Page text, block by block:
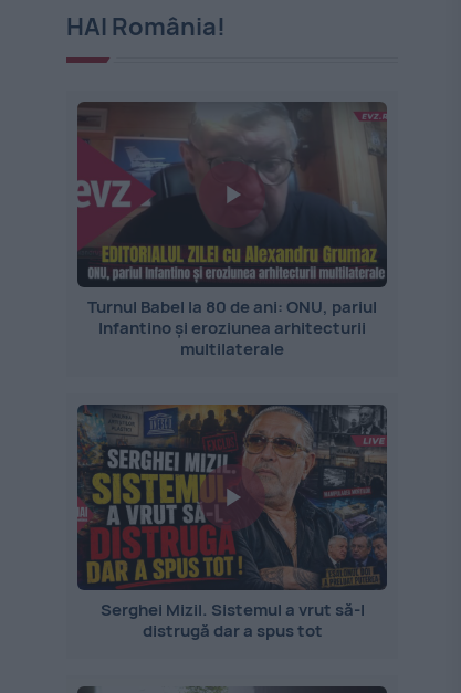
HAI România!
Turnul Babel la 80 de ani: ONU, pariul
Infantino și eroziunea arhitecturii
multilaterale
Serghei Mizil. Sistemul a vrut să-l
distrugă dar a spus tot